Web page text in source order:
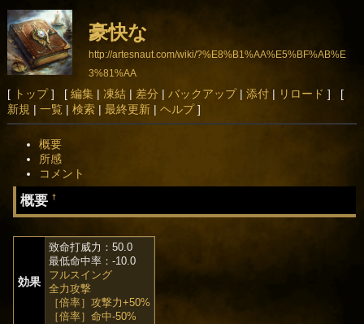
豪快な
http://artesnaut.com/wiki/?%E8%B1%AA%E5%BF%AB%E
3%81%AA
[ トップ] [ 編集| 凍結| 差分 | バックアップ| 添付| リロード ] [
新規 | 一覧 | 検索| 最終更新| ヘルプ]
概要
所感
コメント
概要†
効果
致命打威力：50.0
最低命中率：-10.0
フルスイング
全力攻撃
［倍率］攻撃力+50%
［倍率］命中-50%